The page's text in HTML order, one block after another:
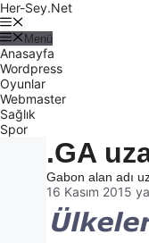
Her-Sey.Net
Menü
Anasayfa
Wordpress
Oyunlar
Webmaster
Sağlık
Spor
.GA
Gabon alan adı
16 Kasım 2015